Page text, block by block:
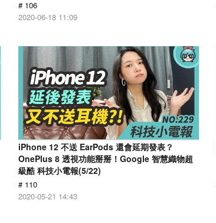
# 106
2020-06-18 11:09
iPhone 12 不送 EarPods 還會延期發表？
OnePlus 8 透視功能掰掰！Google 智慧織物超
級酷 科技小電報(5/22)
# 110
2020-05-21 14:43